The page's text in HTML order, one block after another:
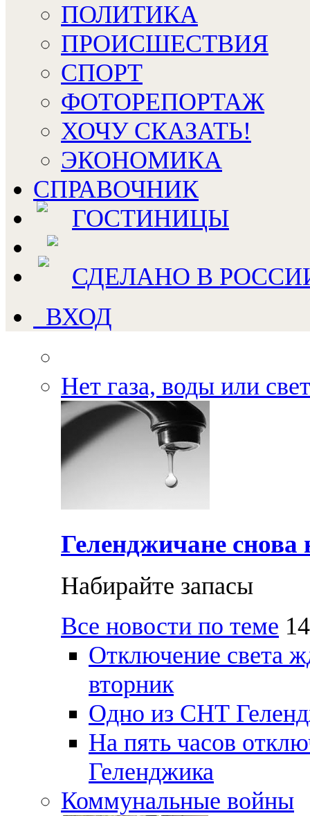
ПОЛИТИКА
ПРОИСШЕСТВИЯ
СПОРТ
ФОТОРЕПОРТАЖ
ХОЧУ СКАЗАТЬ!
ЭКОНОМИКА
СПРАВОЧНИК
ГОСТИНИЦЫ
СДЕЛАНО В
ВХОД
Нет газа, воды или
Геленджичане снова
Набирайте запасы
Все новости по теме
Отключение света
вторник
Одно из СНТ
На пять часов
Геленджика
Коммунальные войны